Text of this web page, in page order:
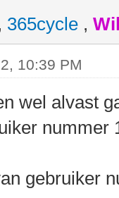
365cycle ,
10:39 PM
wel alvast
nummer
gebruiker